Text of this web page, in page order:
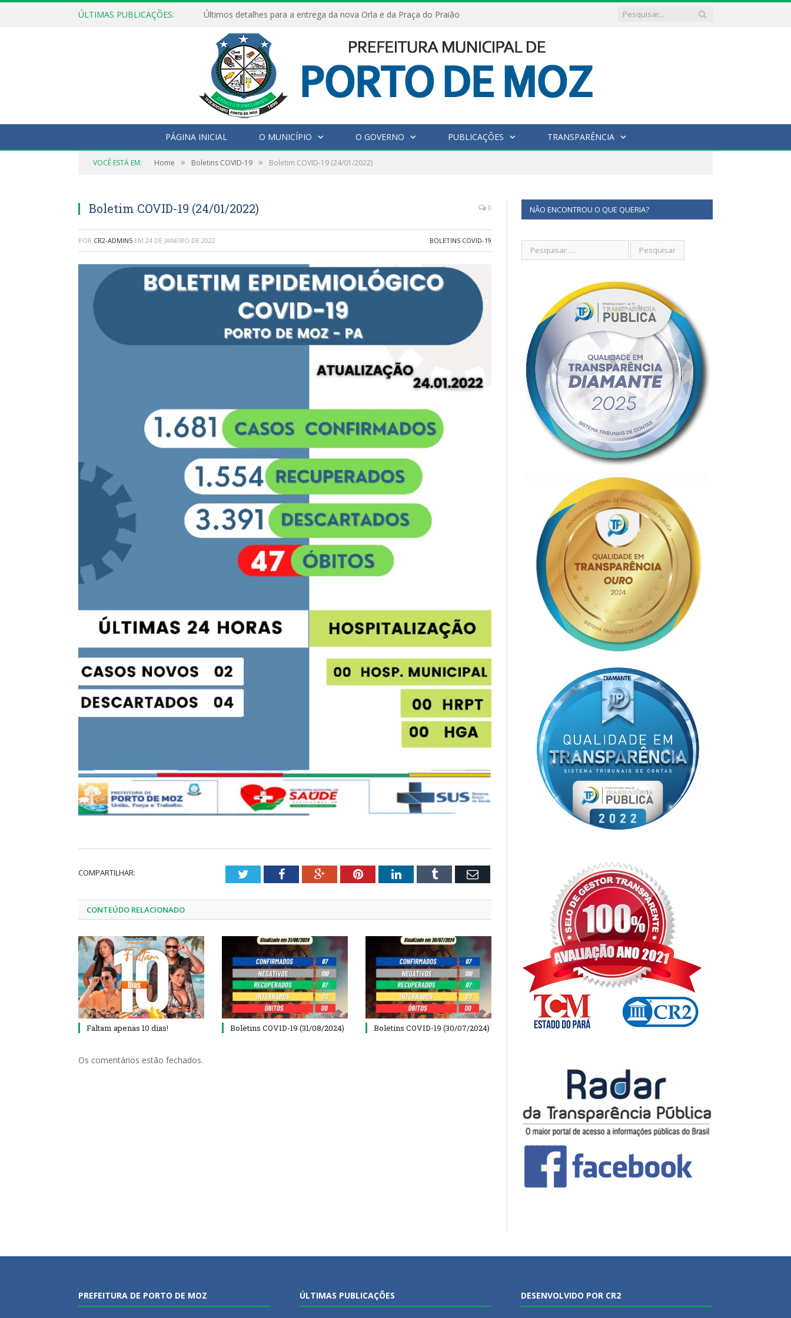
ÚLTIMAS PUBLICAÇÕES: Últimos detalhes para a entrega da nova Orla e da Praça do Praião
PÁGINA INICIAL O MUNICÍPIO O GOVERNO PUBLICAÇÕES TRANSPARÊNCIA
VOCÊ ESTÁ EM: Home » Boletins COVID-19 » Boletim COVID-19 (24/01/2022)
Boletim COVID-19 (24/01/2022) 0
POR CR2-ADMIN5 EM 24 DE JANEIRO DE 2022 BOLETINS COVID-19
COMPARTILHAR: TwitterFacebookGoogle+PinterestLinkedInTumblr Email
CONTEÚDO RELACIONADO
Faltam apenas 10 dias! Boletins COVID-19 (31/08/2024) Boletins COVID-19 (30/07/2024)
Os comentários estão fechados.
NÃO ENCONTROU O QUE QUERIA?
PREFEITURA DE PORTO DE MOZ ÚLTIMAS PUBLICAÇÕES DESENVOLVIDO POR CR2